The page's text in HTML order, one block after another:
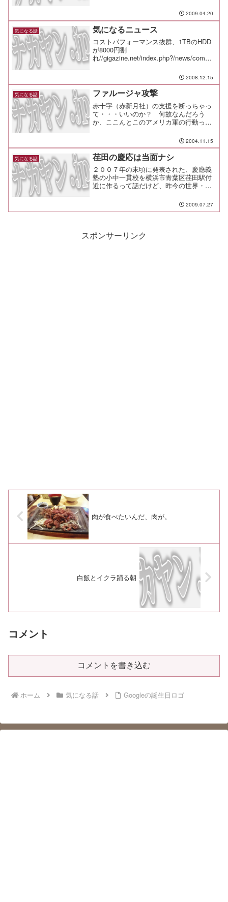
2009.04.20
気になる話 気になるニュース
コストパフォーマンス抜群、1TBのHDD
が8000円割
れ//gigazine.net/index.php?/news/comme
南は九州・四国・山陰まで！片道2300円
で済む電車帰省...
2008.12.15
気になる話 ファルージャ攻撃
赤十字（赤新月社）の支援を断っちゃっ
て・・・いいのか？ 何故なんだろう
か、ここんとこのアメリカ軍の行動っ
から踏みにじるようなものが多すぎるん
じゃなかろうか。「支援物資の必要な
し」 米軍、赤新月社の要請拒否...
2004.11.15
気になる話 荏田の慶応は当面ナシ
２００７年の末頃に発表された、慶應義
塾の小中一貫校を横浜市青葉区荏田駅付
近に作るって話だけど、昨今の世界・日
一貫校、開校時期を延期ってことになっ
た。これを目的に転居した人の話も知人
2009.07.27
スポンサーリンク
肉が食べたいんだ、肉が。
白飯とイクラ踊る朝
コメント
コメントを書き込む
ホーム 気になる話 Googleの誕生日ロゴ